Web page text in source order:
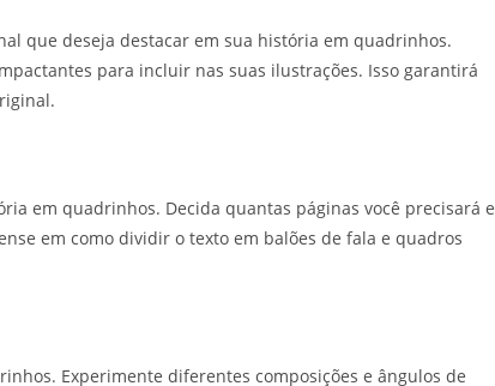
que deseja destacar em sua história em quadrinhos.
para incluir nas suas ilustrações. Isso garantirá
em quadrinhos. Decida quantas páginas você precisará e
em como dividir o texto em balões de fala e quadros
Experimente diferentes composições e ângulos de